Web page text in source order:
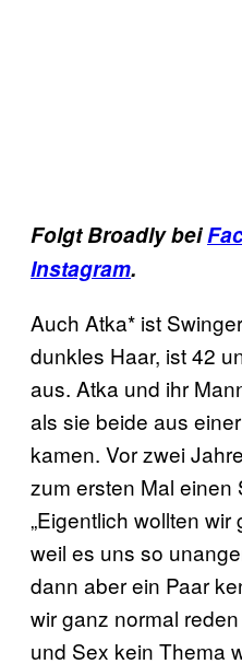
Folgt Broadly bei
Instagram.
Auch Atka* ist
dunkles Haar, ist 42
aus. Atka und ihr
als sie beide aus
kamen. Vor zwei
zum ersten Mal einen
„Eigentlich wollten
weil es uns so
dann aber ein Paar
wir ganz normal
und Sex kein Thema